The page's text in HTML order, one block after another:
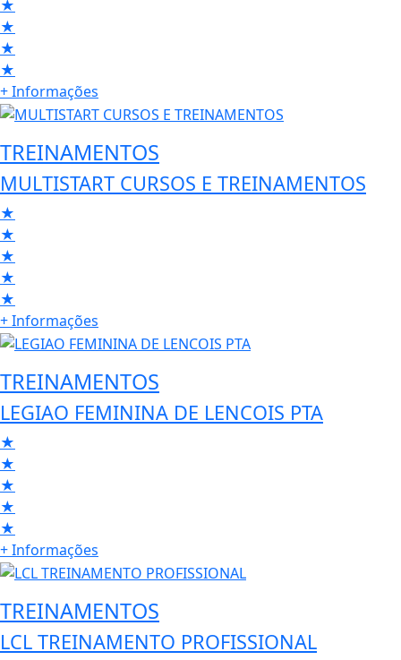
★
★
★
★
+ Informações
TREINAMENTOS
MULTISTART CURSOS E TREINAMENTOS
★
★
★
★
★
+ Informações
TREINAMENTOS
LEGIAO FEMININA DE LENCOIS PTA
★
★
★
★
★
+ Informações
TREINAMENTOS
LCL TREINAMENTO PROFISSIONAL